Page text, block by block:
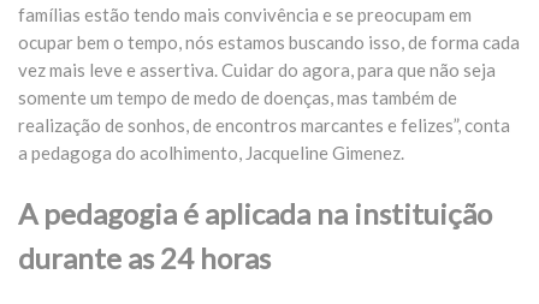
famílias estão tendo mais convivência e se preocupam em
ocupar bem o tempo, nós estamos buscando isso, de forma cada
vez mais leve e assertiva. Cuidar do agora, para que não seja
somente um tempo de medo de doenças, mas também de
realização de sonhos, de encontros marcantes e felizes”, conta
a pedagoga do acolhimento, Jacqueline Gimenez.
A pedagogia é aplicada na instituição
durante as 24 horas